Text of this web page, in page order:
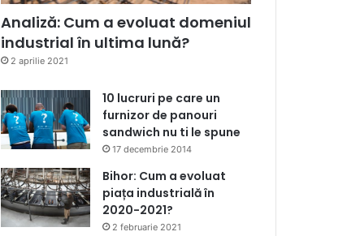
Analiză: Cum a evoluat domeniul
industrial în ultima lună?
2 aprilie 2021
10 lucruri pe care un
furnizor de panouri
sandwich nu ti le spune
17 decembrie 2014
Bihor: Cum a evoluat
piața industrială în
2020-2021?
2 februarie 2021